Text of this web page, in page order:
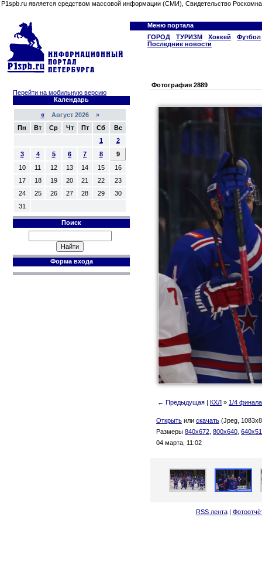
P1spb.ru является средством массовой информации (СМИ), Свидетельство
Меню портала
ГОРОД
ТУРИЗМ Хоккей
Футбол
Последние новости
Перейти на мобильную версию
Календарь
«Август 2026 »
Пн
Вт Ср Чт Пт Сб
Вс
1
2
3
4 5 6 7 8
9
10
11 12 13 14 15
16
17
18 19 20 21 22
23
24
25 26 27 28 29
30
31
Поиск
Форма входа
Фотография 2889
← Предыдущая | КХЛ » 1/4
Открыть или скачать (Jpeg,
Размеры 840x672 800x640
04 марта, 11:02
RSS лента|